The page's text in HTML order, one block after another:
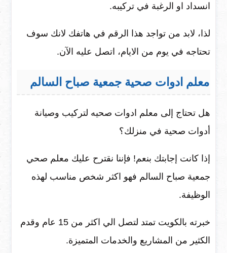
انسداد او الرغبة في تركيبه.
لذا، لابد من تواجد هذا الرقم في هاتفك لانك سوف
تحتاجه في يوم من الايام، اتصل عليه الآن.
معلم ادوات صحية جمعية صباح السالم
هل تحتاج إلى معلم ادوات صحيه لتركيب وصيانة
أدوات صحية في منزلك؟
إذا كانت إجابتك بنعم! فإننا نقترح عليك معلم صحي
جمعية صباح السالم فهو اكثر شخص مناسب لهذه
الوظيفة.
خبرته بالكويت تمتد لتصل الي اكثر من 15 عام وقدم
الكثير من المشاريع والخدمات المتميزة.